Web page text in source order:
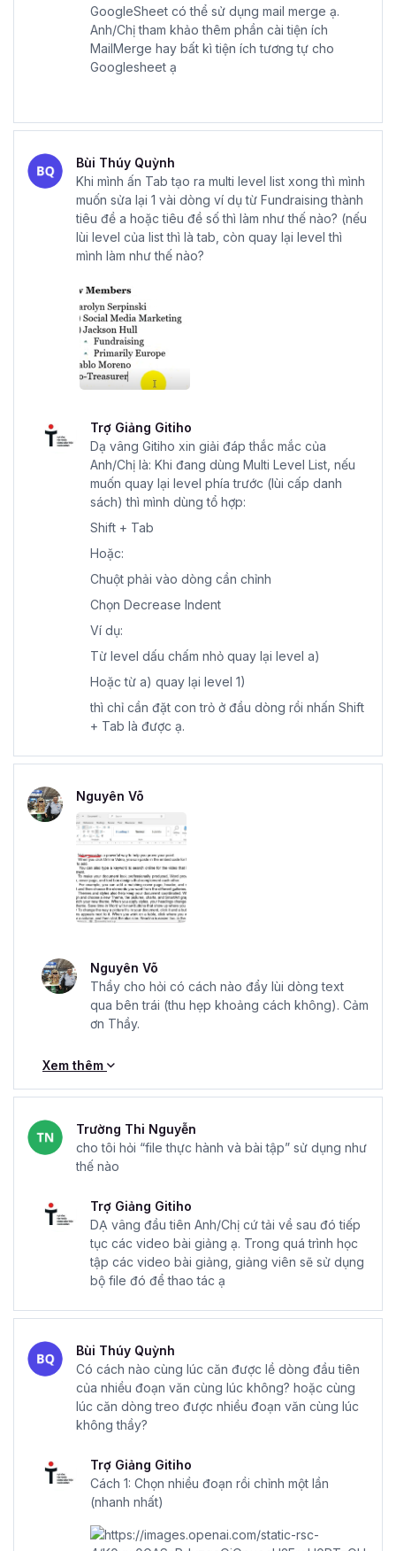
GoogleSheet có thể sử dụng mail merge ạ.
Anh/Chị tham khảo thêm phần cài tiện ích
MailMerge hay bất kì tiện ích tương tự cho
Googlesheet ạ
Bùi Thúy Quỳnh
Khi mình ấn Tab tạo ra multi level list xong thì mình
muốn sửa lại 1 vài dòng ví dụ từ Fundraising thành
tiêu đề a hoặc tiêu đề số thì làm như thế nào? (nếu
lùi level của list thì là tab, còn quay lại level thì
mình làm như thế nào?
Trợ Giảng Gitiho
Dạ vâng Gitiho xin giải đáp thắc mắc của
Anh/Chị là: Khi đang dùng Multi Level List, nếu
muốn quay lại level phía trước (lùi cấp danh
sách) thì mình dùng tổ hợp:
Shift + Tab
Hoặc:
Chuột phải vào dòng cần chỉnh
Chọn Decrease Indent
Ví dụ:
Từ level dấu chấm nhỏ quay lại level a)
Hoặc từ a) quay lại level 1)
thì chỉ cần đặt con trỏ ở đầu dòng rồi nhấn Shift
+ Tab là được ạ.
Nguyên Võ
Nguyên Võ
Thầy cho hỏi có cách nào đẩy lùi dòng text
qua bên trái (thu hẹp khoảng cách không). Cảm
ơn Thầy.
Xem thêm
Trường Thi Nguyễn
cho tôi hỏi “file thực hành và bài tập” sử dụng như
thế nào
Trợ Giảng Gitiho
DẠ vâng đầu tiên Anh/Chị cứ tải về sau đó tiếp
tục các video bài giảng ạ. Trong quá trình học
tập các video bài giảng, giảng viên sẽ sử dụng
bộ file đó để thao tác ạ
Bùi Thúy Quỳnh
Có cách nào cùng lúc căn được lề dòng đầu tiên
của nhiều đoạn văn cùng lúc không? hoặc cùng
lúc căn dòng treo được nhiều đoạn văn cùng lúc
không thầy?
Trợ Giảng Gitiho
Cách 1: Chọn nhiều đoạn rồi chỉnh một lần
(nhanh nhất)